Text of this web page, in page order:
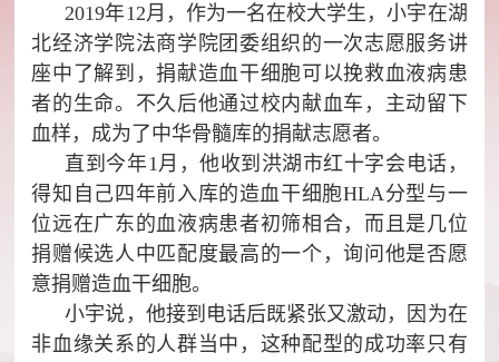
2019年12月，作为一名在校大学生，小宇在湖
北经济学院法商学院团委组织的一次志愿服务讲
座中了解到，捐献造血干细胞可以挽救血液病患
者的生命。不久后他通过校内献血车，主动留下
血样，成为了中华骨髓库的捐献志愿者。
直到今年1月，他收到洪湖市红十字会电话，
得知自己四年前入库的造血干细胞HLA分型与一
位远在广东的血液病患者初筛相合，而且是几位
捐赠候选人中匹配度最高的一个，询问他是否愿
意捐赠造血干细胞。
小宇说，他接到电话后既紧张又激动，因为在
非血缘关系的人群当中，这种配型的成功率只有